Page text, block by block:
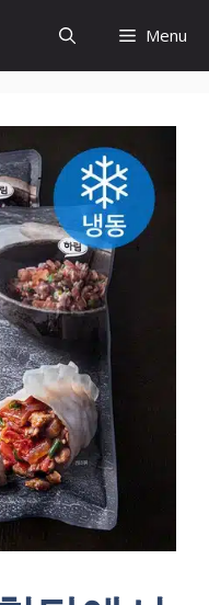
Menu